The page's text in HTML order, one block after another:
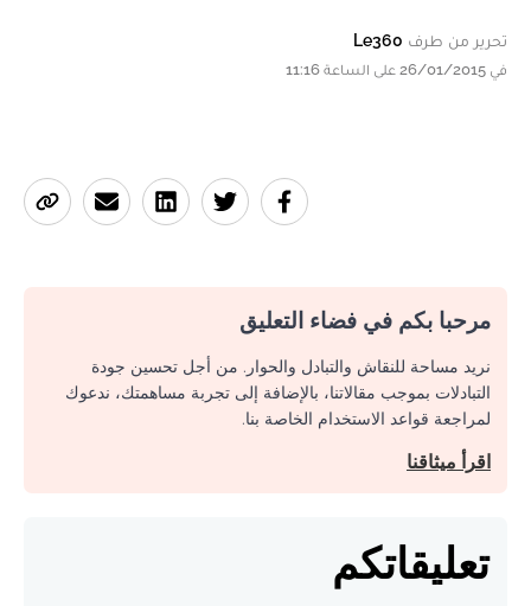
تحرير من طرف Le360
في 26/01/2015 على الساعة 11:16
مرحبا بكم في فضاء التعليق
نريد مساحة للنقاش والتبادل والحوار. من أجل تحسين جودة
التبادلات بموجب مقالاتنا، بالإضافة إلى تجربة مساهمتك، ندعوك
لمراجعة قواعد الاستخدام الخاصة بنا.
اقرأ ميثاقنا
تعليقاتكم